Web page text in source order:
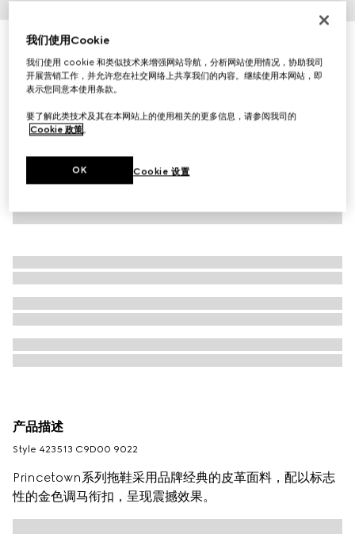
Princetown系列皮革拖鞋
€ 820
产品描述
Style ‎423513 C9D00 9022
Princetown系列拖鞋采用品牌经典的皮革面料，配以标志
性的金色调马衔扣，呈现震撼效果。
我们使用Cookie
我们使用 cookie 和类似技术来增强网站导航，分析网站使用情况，协助我司
开展营销工作，并允许您在社交网络上共享我们的内容。继续使用本网站，即
表示您同意本使用条款。
要了解此类技术及其在本网站上的使用相关的更多信息，请参阅我司的
Cookie 政策。
Cookie 设置
OK